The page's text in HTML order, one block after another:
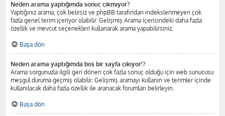
Neden arama yaptığımda sonuç çıkmıyor?
Yaptığınız arama, çok belirsiz ve phpBB tarafından indekslenmeyen çok
fazla genel terim içeriyor olabilir. Gelişmiş Arama içerisindeki daha fazla
özellik ve mevcut seçenekleri kullanarak arama yapabilirsiniz.
Başa dön
Neden arama yaptığımda boş bir sayfa çıkıyor!?
Arama sorgunuzla ilgili geri dönen çok fazla sonuç olduğu için web sunucusu
meşgul duruma geçmiş olabilir. Gelişmiş aramayı kullanın ve terimler içinde
kullanılacak daha fazla özellik ile aranacak forumları belirleyin.
Başa dön